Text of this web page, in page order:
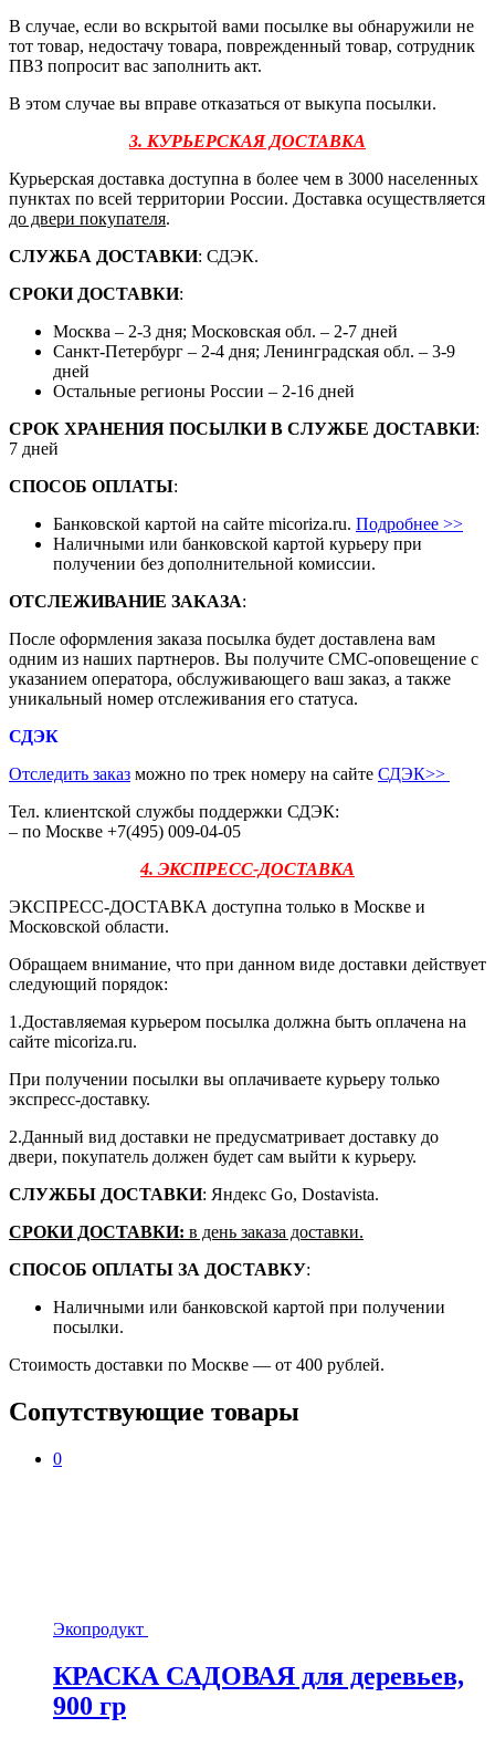
В случае, если во вскрытой вами посылке вы обнаружили не
тот товар, недостачу товара, поврежденный товар, сотрудник
ПВЗ попросит вас заполнить акт.
В этом случае вы вправе отказаться от выкупа посылки.
3. КУРЬЕРСКАЯ ДОСТАВКА
Курьерская доставка доступна в более чем в 3000 населенных
пунктах по всей территории России. Доставка осуществляется
до двери покупателя.
СЛУЖБА ДОСТАВКИ: СДЭК.
СРОКИ ДОСТАВКИ:
Москва – 2-3 дня; Московская обл. – 2-7 дней
Санкт-Петербург – 2-4 дня; Ленинградская обл. – 3-9
дней
Остальные регионы России – 2-16 дней
СРОК ХРАНЕНИЯ ПОСЫЛКИ В СЛУЖБЕ ДОСТАВКИ:
7 дней
СПОСОБ ОПЛАТЫ:
Банковской картой на сайте micoriza.ru. Подробнее >>
Наличными или банковской картой курьеру при
получении без дополнительной комиссии.
ОТСЛЕЖИВАНИЕ ЗАКАЗА:
После оформления заказа посылка будет доставлена вам
одним из наших партнеров. Вы получите СМС-оповещение с
указанием оператора, обслуживающего ваш заказ, а также
уникальный номер отслеживания его статуса.
СДЭК
Отследить заказ можно по трек номеру на сайте СДЭК>>
Тел. клиентской службы поддержки СДЭК:
– по Москве +7(495) 009-04-05
4. ЭКСПРЕСС-ДОСТАВКА
ЭКСПРЕСС-ДОСТАВКА доступна только в Москве и
Московской области.
Обращаем внимание, что при данном виде доставки действует
следующий порядок:
1.Доставляемая курьером посылка должна быть оплачена на
сайте micoriza.ru.
При получении посылки вы оплачиваете курьеру только
экспресс-доставку.
2.Данный вид доставки не предусматривает доставку до
двери, покупатель должен будет сам выйти к курьеру.
СЛУЖБЫ ДОСТАВКИ: Яндекс Go, Dostavista.
СРОКИ ДОСТАВКИ: в день заказа доставки.
СПОСОБ ОПЛАТЫ ЗА ДОСТАВКУ:
Наличными или банковской картой при получении
посылки.
Стоимость доставки по Москве — от 400 рублей.
Сопутствующие товары
0
Экопродукт
КРАСКА САДОВАЯ для деревьев,
900 гр